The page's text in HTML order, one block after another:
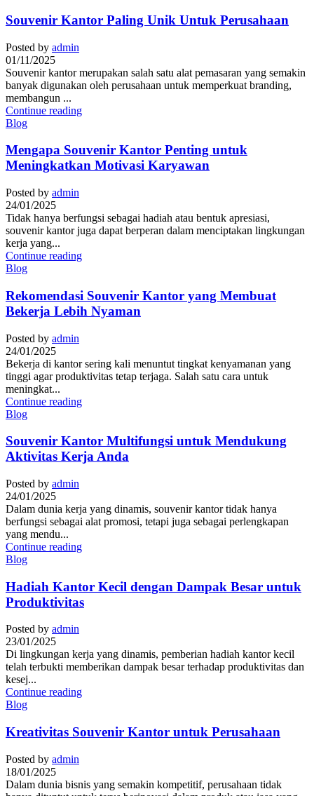
Souvenir Kantor Paling Unik Untuk Perusahaan
Posted by admin
01/11/2025
Souvenir kantor merupakan salah satu alat pemasaran yang semakin
banyak digunakan oleh perusahaan untuk memperkuat branding,
membangun ...
Continue reading
Blog
Mengapa Souvenir Kantor Penting untuk
Meningkatkan Motivasi Karyawan
Posted by admin
24/01/2025
Tidak hanya berfungsi sebagai hadiah atau bentuk apresiasi,
souvenir kantor juga dapat berperan dalam menciptakan lingkungan
kerja yang...
Continue reading
Blog
Rekomendasi Souvenir Kantor yang Membuat
Bekerja Lebih Nyaman
Posted by admin
24/01/2025
Bekerja di kantor sering kali menuntut tingkat kenyamanan yang
tinggi agar produktivitas tetap terjaga. Salah satu cara untuk
meningkat...
Continue reading
Blog
Souvenir Kantor Multifungsi untuk Mendukung
Aktivitas Kerja Anda
Posted by admin
24/01/2025
Dalam dunia kerja yang dinamis, souvenir kantor tidak hanya
berfungsi sebagai alat promosi, tetapi juga sebagai perlengkapan
yang mendu...
Continue reading
Blog
Hadiah Kantor Kecil dengan Dampak Besar untuk
Produktivitas
Posted by admin
23/01/2025
Di lingkungan kerja yang dinamis, pemberian hadiah kantor kecil
telah terbukti memberikan dampak besar terhadap produktivitas dan
kesej...
Continue reading
Blog
Kreativitas Souvenir Kantor untuk Perusahaan
Posted by admin
18/01/2025
Dalam dunia bisnis yang semakin kompetitif, perusahaan tidak